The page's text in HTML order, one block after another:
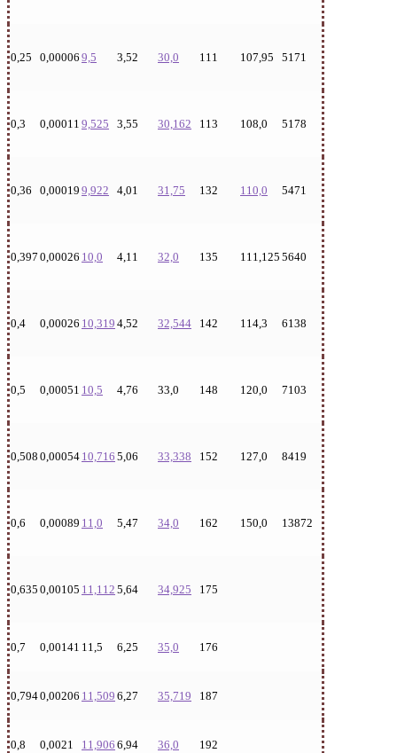
0,25 0,00006 9,5 3,52 30,0 111 107,95 5171
0,3 0,00011 9,525 3,55 30,162 113 108,0 5178
0,36 0,00019 9,922 4,01 31,75 132 110,0 5471
0,397 0,00026 10,0 4,11 32,0 135 111,125 5640
0,4 0,00026 10,319 4,52 32,544 142 114,3 6138
0,5 0,00051 10,5 4,76 33,0 148 120,0 7103
0,508 0,00054 10,716 5,06 33,338 152 127,0 8419
0,6 0,00089 11,0 5,47 34,0 162 150,0 13872
0,635 0,00105 11,112 5,64 34,925 175
0,7 0,00141 11,5 6,25 35,0 176
0,7940,00206 11,509 6,27 35,719 187
0,8 0,0021 11,906 6,94 36,0 192